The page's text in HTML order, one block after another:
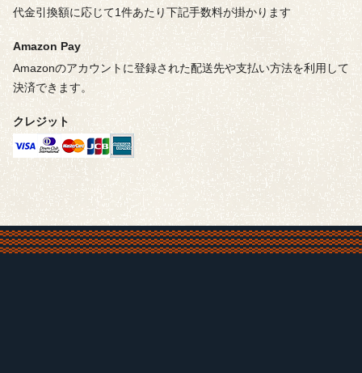
代金引換額に応じて1件あたり下記手数料が掛かります
Amazon Pay
Amazonのアカウントに登録された配送先や支払い方法を利用して
決済できます。
クレジット